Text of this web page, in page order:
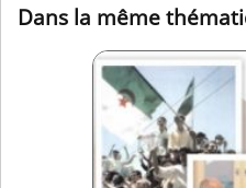
Dans la même